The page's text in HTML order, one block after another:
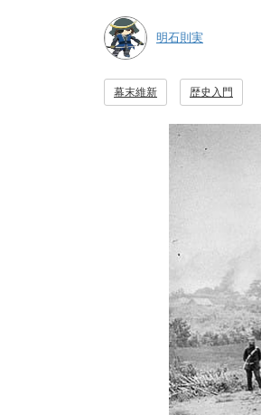
明石則実
幕末維新 歴史入門